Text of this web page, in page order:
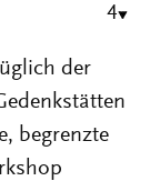
4
der
begrenzte